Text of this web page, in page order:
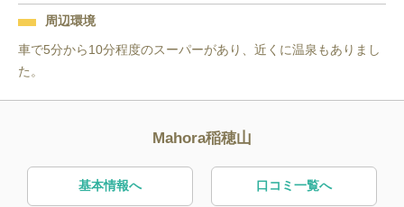
周辺環境
車で5分から10分程度のスーパーがあり、近くに温泉もありまし
た。
Mahora稲穂山
基本情報へ 口コミ一覧へ